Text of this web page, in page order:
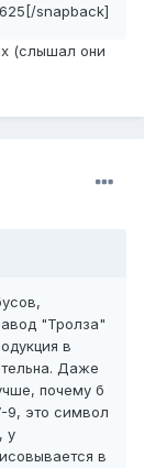
snapback]
(слышал они
"Тролза"
в
Даже
почему б
9, это символ
у
в